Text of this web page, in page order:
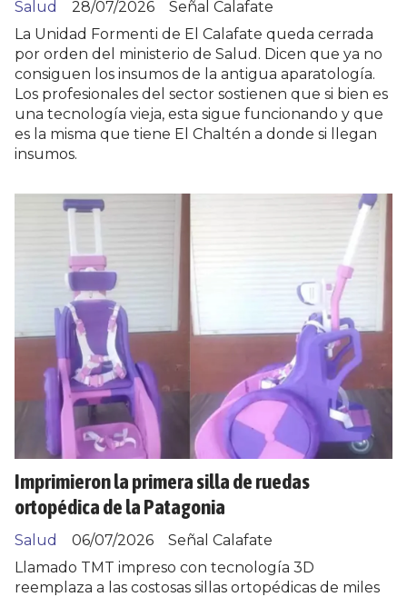
Señal Calafate
Salud
28/07/2026
La Unidad Formenti de El Calafate queda cerrada
por orden del ministerio de Salud. Dicen que ya no
consiguen los insumos de la antigua aparatología.
Los profesionales del sector sostienen que si bien es
una tecnología vieja, esta sigue funcionando y que
es la misma que tiene El Chaltén a donde si llegan
insumos.
Imprimieron la primera silla de ruedas
ortopédica de la Patagonia
Señal Calafate
Salud
06/07/2026
Llamado TMT impreso con tecnología 3D
reemplaza a las costosas sillas ortopédicas de miles